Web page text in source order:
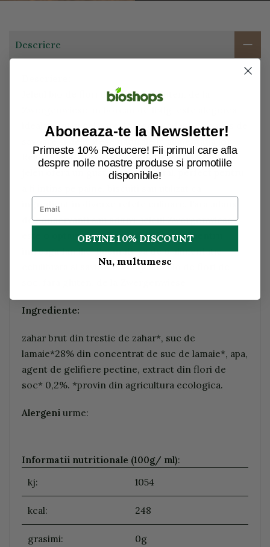
Descriere
Jeleul bio de flori de soc, fara gluten, de la
ideala pentru cei care doresc sa adauge un plus de
Realizat din flori de soc cultivate organic, acest
jeleu ofera un gust rafinat si floral, perfect pentru
ingredient in diverse retete culinare. Fara adaos
de conservanti sau aditivi, jeleul Zwergenwiese
este o optiune sanatoasa si delicioasa pentru
intreaga familie. Bucurati-va de o alimentatie
echilibrata si savuroasa cu jeleul bio de flori de
Ingrediente:
zahar brut din trestie de zahar*, suc de
lamaie*28% din concentrat de suc de lamaie*, apa,
agent de gelifiere pectine, extract din flori de
soc* 0,2%. *provin din agricultura ecologica.
Alergeni urme:
Informatii nutritionale (100g/ ml):
kj:
1054
kcal: 248
grasimi: 0g
Aboneaza-te la Newsletter!
Primeste 10% Reducere! Fii primul care afla
despre noile noastre produse si promotiile
disponibile!
OBTINE 10% DISCOUNT
Nu, multumesc